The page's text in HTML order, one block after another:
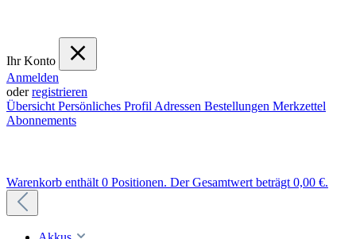
Ihr Konto
Anmelden
oderregistrieren
Übersicht Persönliches Profil Adressen Bestellungen Merkzettel
Abonnements
Warenkorb enthält 0 Positionen. Der Gesamtwert beträgt 0,00 €.